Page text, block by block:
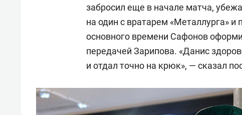
забросил еще в начале матча,
на один с вратарем «Металлурга»
основного времени Сафонов
передачей Зарипова. «Данис
и отдал точно на крюк», — сказал